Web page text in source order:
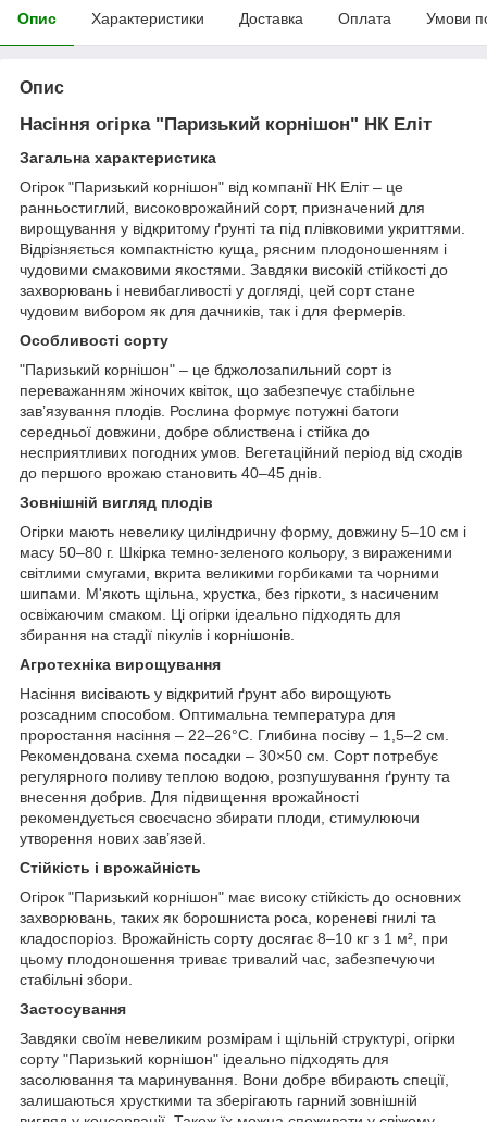
Опис Характеристики Доставка Оплата Умови
Опис
Насіння огірка "Паризький корнішон" НК Еліт
Загальна характеристика
Огірок "Паризький корнішон" від компанії НК Еліт – це
ранньостиглий, високоврожайний сорт, призначений для
вирощування у відкритому ґрунті та під плівковими укриттями.
Відрізняється компактністю куща, рясним плодоношенням і
чудовими смаковими якостями. Завдяки високій стійкості до
захворювань і невибагливості у догляді, цей сорт стане
чудовим вибором як для дачників, так і для фермерів.
Особливості сорту
"Паризький корнішон" – це бджолозапильний сорт із
переважанням жіночих квіток, що забезпечує стабільне
зав’язування плодів. Рослина формує потужні батоги
середньої довжини, добре облиствена і стійка до
несприятливих погодних умов. Вегетаційний період від сходів
до першого врожаю становить 40–45 днів.
Зовнішній вигляд плодів
Огірки мають невелику циліндричну форму, довжину 5–10 см і
масу 50–80 г. Шкірка темно-зеленого кольору, з вираженими
світлими смугами, вкрита великими горбиками та чорними
шипами. М'якоть щільна, хрустка, без гіркоти, з насиченим
освіжаючим смаком. Ці огірки ідеально підходять для
збирання на стадії пікулів і корнішонів.
Агротехніка вирощування
Насіння висівають у відкритий ґрунт або вирощують
розсадним способом. Оптимальна температура для
проростання насіння – 22–26°C. Глибина посіву – 1,5–2 см.
Рекомендована схема посадки – 30×50 см. Сорт потребує
регулярного поливу теплою водою, розпушування ґрунту та
внесення добрив. Для підвищення врожайності
рекомендується своєчасно збирати плоди, стимулюючи
утворення нових зав’язей.
Стійкість і врожайність
Огірок "Паризький корнішон" має високу стійкість до основних
захворювань, таких як борошниста роса, кореневі гнилі та
кладоспоріоз. Врожайність сорту досягає 8–10 кг з 1 м², при
цьому плодоношення триває тривалий час, забезпечуючи
стабільні збори.
Застосування
Завдяки своїм невеликим розмірам і щільній структурі, огірки
сорту "Паризький корнішон" ідеально підходять для
засолювання та маринування. Вони добре вбирають спеції,
залишаються хрусткими та зберігають гарний зовнішній